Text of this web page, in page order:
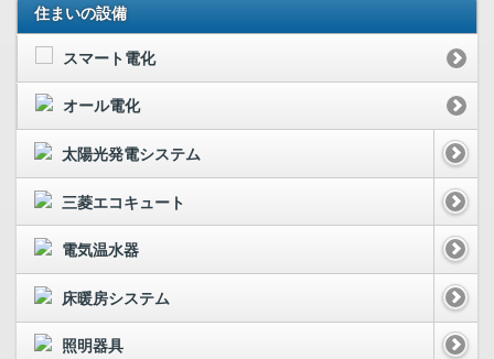
住まいの設備
スマート電化
オール電化
太陽光発電システム
三菱エコキュート
電気温水器
床暖房システム
照明器具